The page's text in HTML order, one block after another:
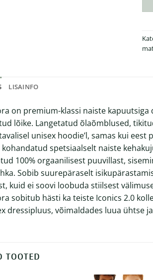
LISAINFO
on premium-klassi naiste
lõike. Langetatud õlaõmblused,
unisex hoodie’l, samas kui
kohandatud spetsiaalselt naiste
100% orgaanilisest puuvillast,
Sobib suurepäraselt
kuid ei soovi loobuda stiilsest
sobitub hästi ka teiste Iconics 2.0
dressipluus, võimaldades luua ühtse
TOOTED